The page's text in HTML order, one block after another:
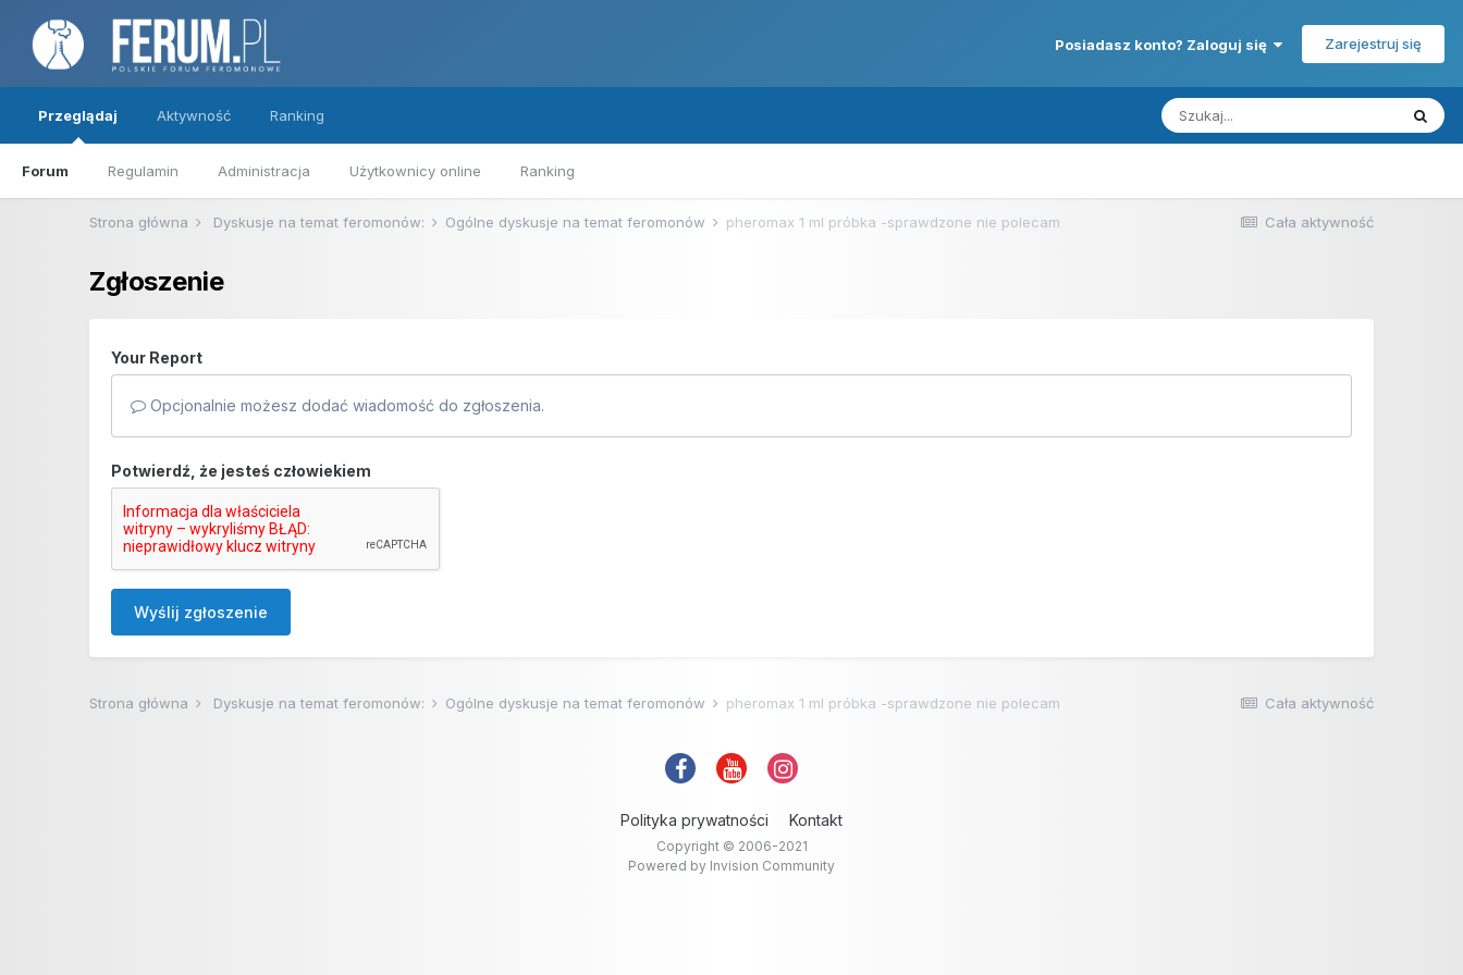
Posiadasz konto? Zaloguj się Zarejestruj się
Przeglądaj
Forum Regulamin Administracja Użytkownicy online Ranking
Aktywność Ranking
Cała aktywność
Strona główna Dyskusje na temat feromonów: Ogólne dyskusje na temat feromonów pheromax 1 ml próbka -sprawdzone nie polecam
Zgłoszenie
Your Report
Opcjonalnie możesz dodać wiadomość do zgłoszenia.
Potwierdź, że jesteś człowiekiem
Wyślij zgłoszenie
Cała aktywność
Strona główna Dyskusje na temat feromonów: Ogólne dyskusje na temat feromonów pheromax 1 ml próbka -sprawdzone nie polecam
Polityka prywatności Kontakt
Copyright © 2006-2021
Powered by Invision Community